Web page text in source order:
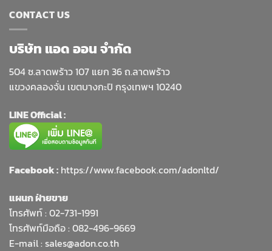
CONTACT US
บริษัท แอด ออน จำกัด
504 ซ.ลาดพร้าว 107 แยก 36 ถ.ลาดพร้าว
แขวงคลองจั่น เขตบางกะปิ กรุงเทพฯ 10240
LINE Official :
Facebook : https://www.facebook.com/adonltd/
แผนก ฝ่ายขาย
โทรศัพท์ : 02-731-1991
โทรศัพท์มือถือ : 082-496-9669
E-mail : sales@adon.co.th